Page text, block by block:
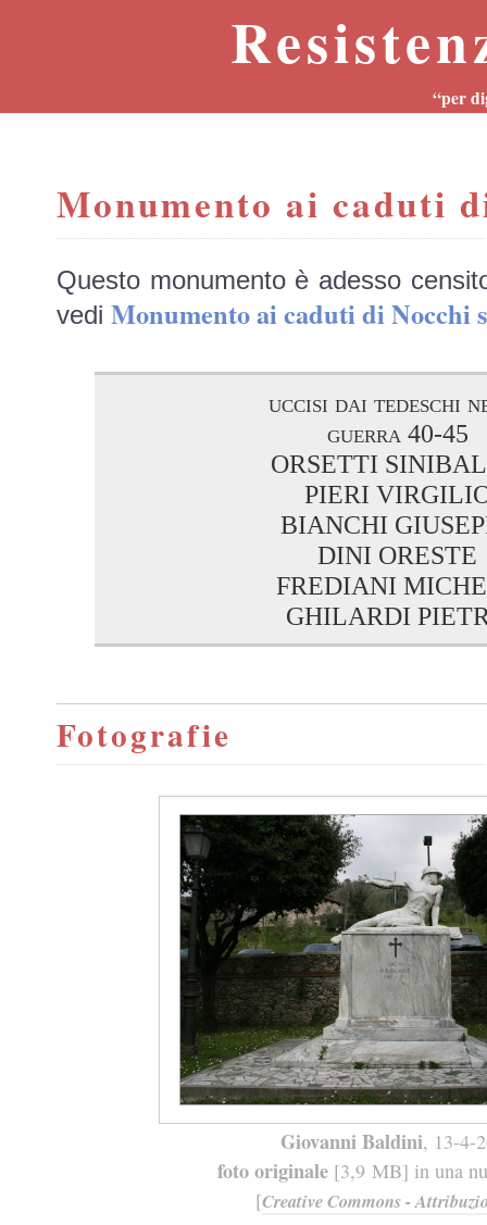
“per
Monumento ai caduti
Questo monumento è adesso
vedi Monumento ai caduti di Nocchi
uccisi dai tedeschi
guerra 40-45
ORSETTI
PIERI
BIANCHI
DINI ORESTE
FREDIANI
GHILARDI
Fotografie
Giovanni Baldini, 13-4-
foto originale[3,9 MB] in una
[Creative Commons -